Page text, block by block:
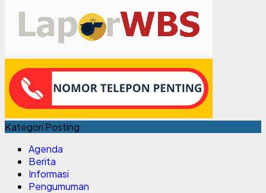
Kategori Posting
Agenda
Berita
Informasi
Pengumuman